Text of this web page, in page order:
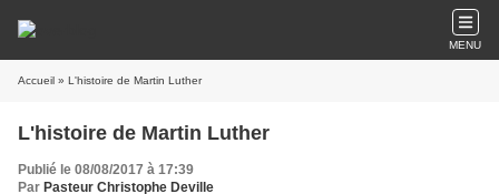
MENU
Accueil » L'histoire de Martin Luther
L'histoire de Martin Luther
Publié le 08/08/2017 à 17:39
Par Pasteur Christophe Deville